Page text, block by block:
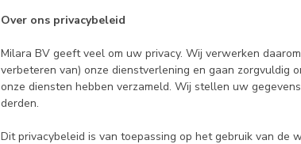
Over ons privacybeleid
Milara BV geeft veel om uw privacy. Wij verwerken
verbeteren van) onze dienstverlening en gaan zorgvuldig
onze diensten hebben verzameld. Wij stellen uw
derden.
Dit privacybeleid is van toepassing op het gebruik van de